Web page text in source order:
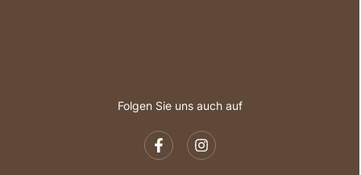
Folgen Sie uns auch auf